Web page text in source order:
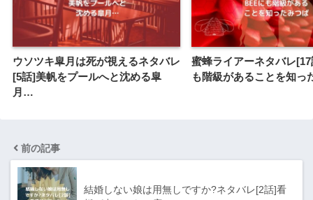
ウソツキ皐月は死が視えるネタバレ
[5話]美帆をプールへと沈める皐
月…
蜜蜂ライアーネタバレ
も階級があることを知っ
前の記事
結婚しない娘は用無しですか?ネタバレ[2話]看